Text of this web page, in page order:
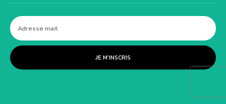
JE M'INSCRIS